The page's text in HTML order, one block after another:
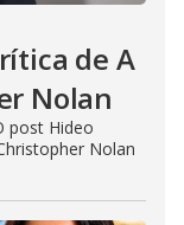
de A
Nolan
post Hideo
Nolan